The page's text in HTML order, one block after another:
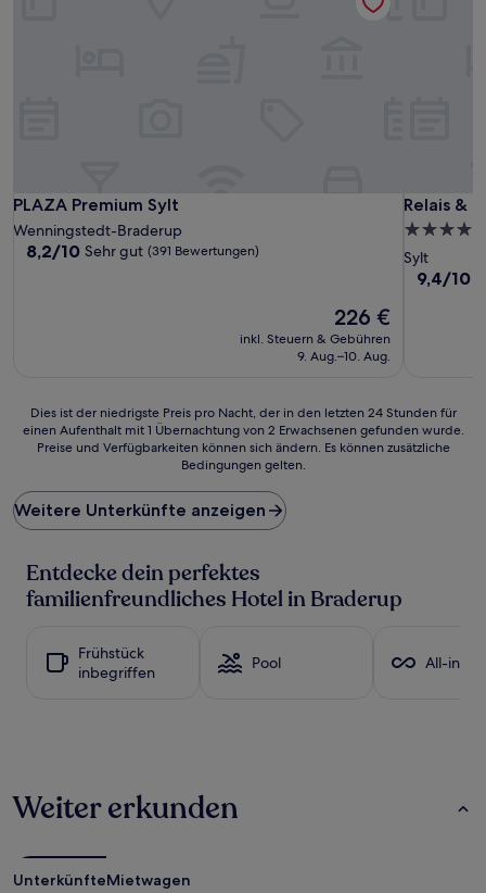
PLAZA Premium Sylt
PLAZA Premium Sylt
Wenningstedt-Braderup
8.2
8,2/10 Sehr gut (391 Bewertungen)
Der
Preis
beträgt
226 €
inkl. Steuern & Gebühren
9. Aug.–10. Aug.
Relais &
Relais &
5.0-
Sterne-
Sylt
9.4
9,4/10
Dies
ist
Preis
pro
Nacht,
den
letzten
einen
wurde.
Preise
Verfügbarkeiten
können
Dies ist der niedrigste Preis pro Nacht, der in den letzten 24 Stunden für
einen Aufenthalt mit 1 Übernachtung von 2 Erwachsenen gefunden wurde.
Preise und Verfügbarkeiten können sich ändern. Es können zusätzliche
Bedingungen gelten.
Weitere Unterkünfte anzeigen
Entdecke dein perfektes
familienfreundliches Hotel in Braderup
Frühstück
inbegriffen
Pool All-
Weiter erkunden
UnterkünfteMietwagen